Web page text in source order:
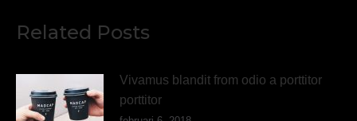
Related Posts
Vivamus blandit from odio a porttitor
porttitor